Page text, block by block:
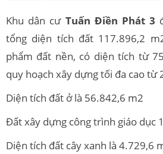
Khu dân cư Tuấn Điền Phát 3
tổng diện tích đất 117.896,2
phẩm đất nền, có diện tích từ
quy hoạch xây dựng tối đa cao từ
Diện tích đất ở là 56.842,6 m2
Đất xây dựng công trình giáo dục
Diện tích đất cây xanh là 4.729,6